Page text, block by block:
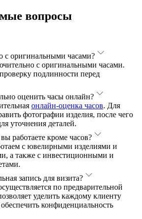
вопросы
с оригинальными часами?
с оригинальными часами.
подлинности перед
оценить часы онлайн?
онлайн-оценка часов. Для
фотографии изделия, после чего
уточнения деталей.
работаете кроме часов?
с ювелирными изделиями и
а также с инвестиционными и
запись для визита?
по предварительной
уделить каждому клиенту
конфиденциальность